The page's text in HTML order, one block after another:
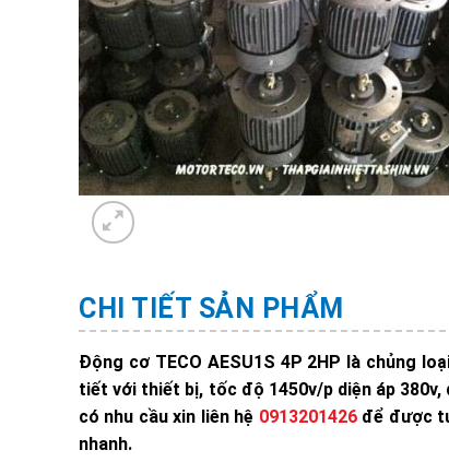
CHI TIẾT SẢN PHẨM
Động cơ TECO AESU1S 4P 2HP là chủng
tiết với thiết bị, tốc độ 1450v/p diện áp
có nhu cầu xin liên hệ 0913201426để được
nhanh.